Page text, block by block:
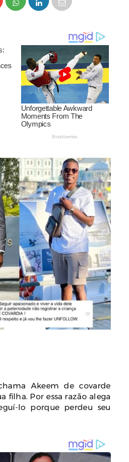
Akeem de covarde
filha. Por essa razão alega
lo porque perdeu seu